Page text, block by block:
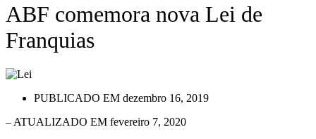
ABF comemora nova Lei de
Franquias
PUBLICADO EM dezembro 16, 2019
– ATUALIZADO EM fevereiro 7, 2020